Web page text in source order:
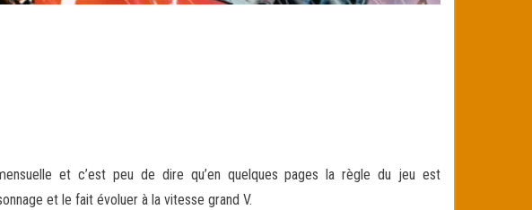
et c’est peu de dire qu’en quelques pages la règle du jeu est
et le fait évoluer à la vitesse grand V.